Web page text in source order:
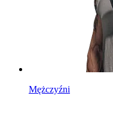
Mężczyźni